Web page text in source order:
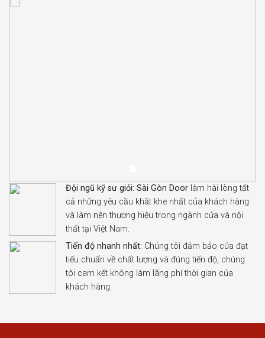
Đội ngũ kỹ sư giỏi: Sài Gòn Door làm hài lòng tất
cả những yêu cầu khắt khe nhất của khách hàng
và làm nên thương hiệu trong ngành cửa và nội
thất tại Việt Nam.
Tiến độ nhanh nhất: Chúng tôi đảm bảo cửa đạt
tiếu chuẩn về chất lượng và đúng tiến độ, chúng
tôi cam kết không làm lãng phí thời gian của
khách hàng.